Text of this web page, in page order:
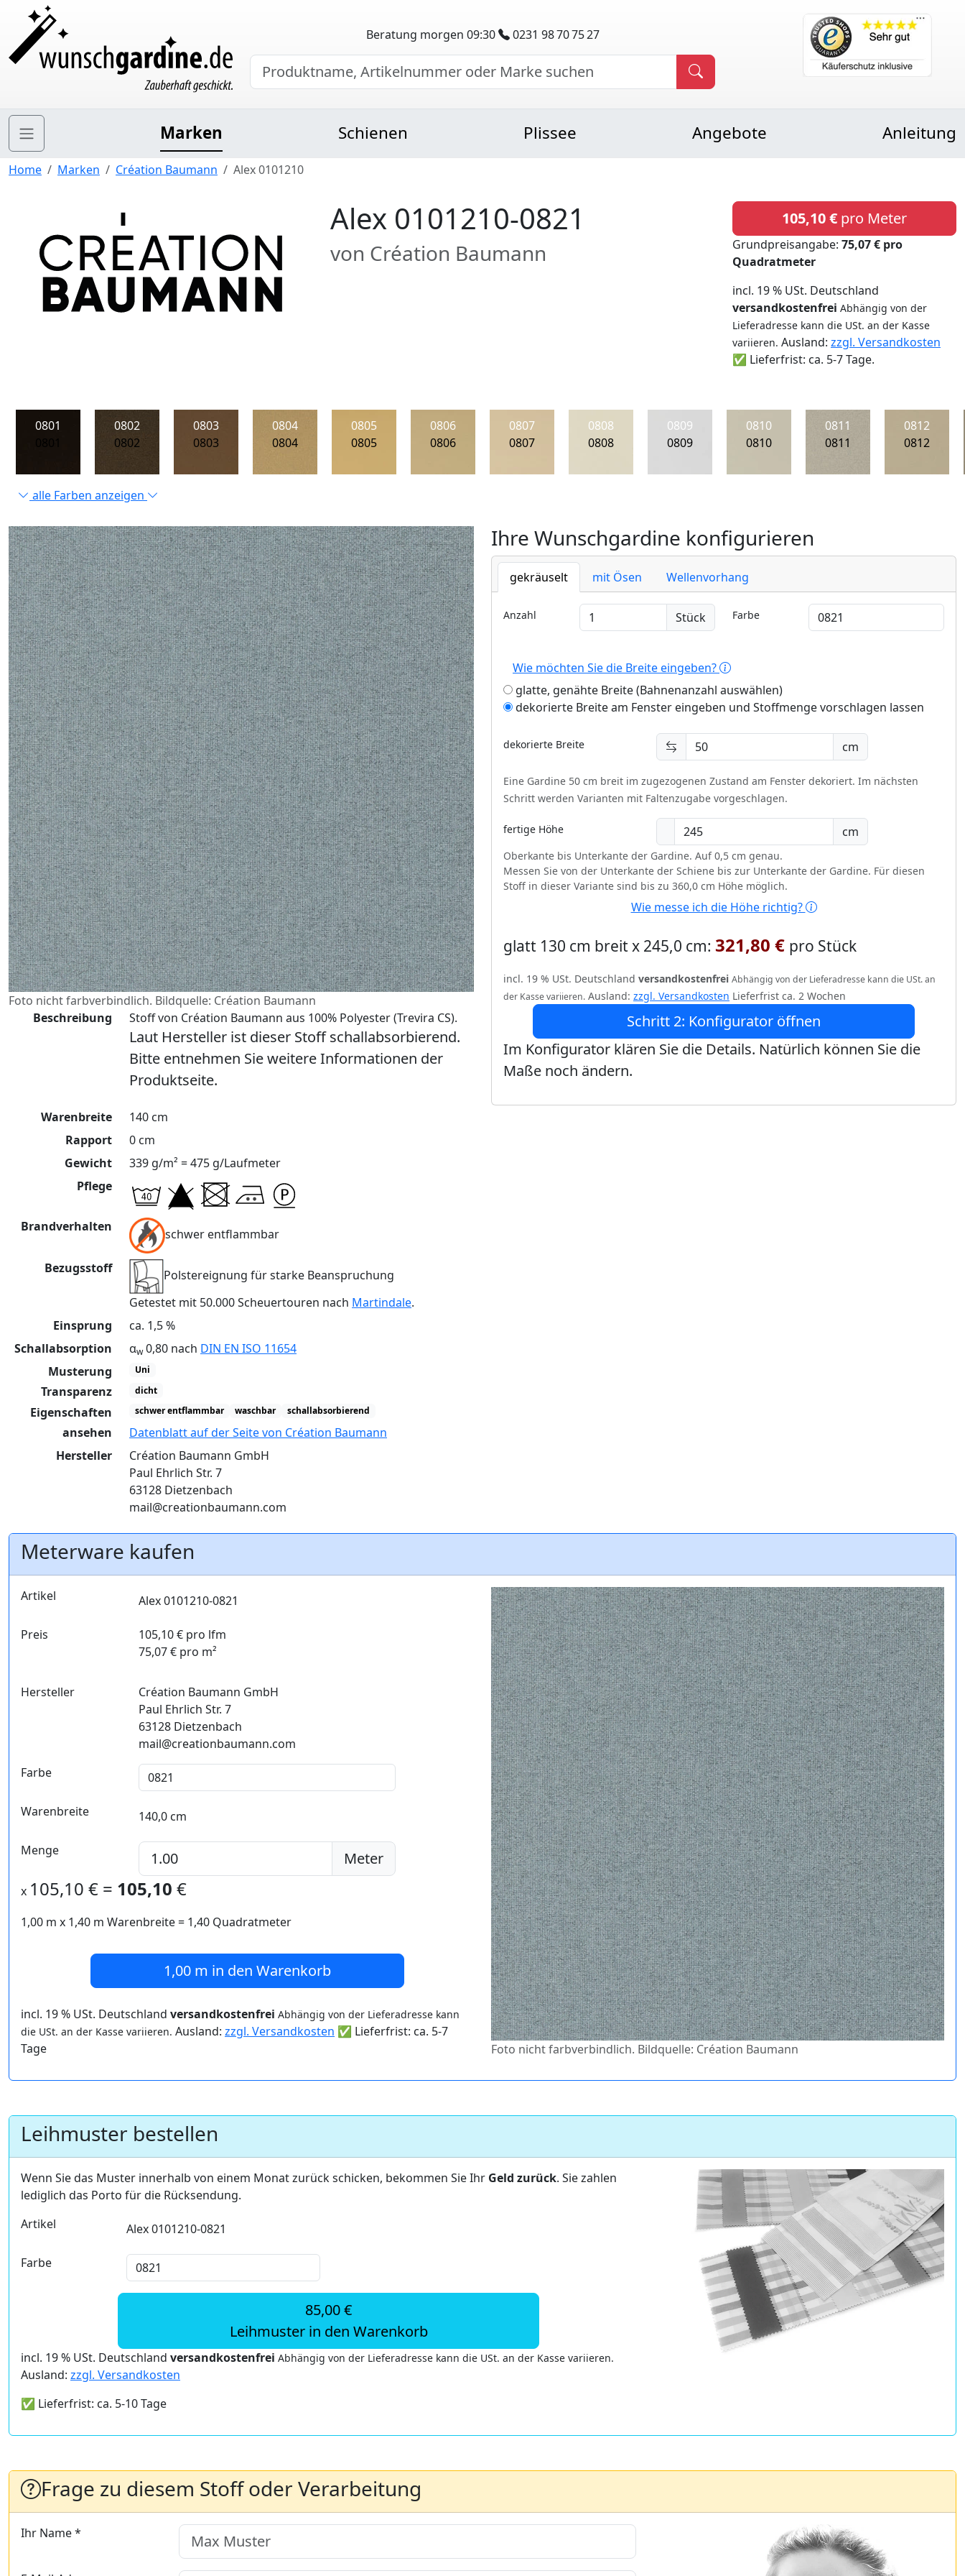
Beratung morgen 09:30 0231 98 70 75 27
Marken Schienen Plissee Angebote Anleitung
Home Marken Création Baumann Alex 0101210
Alex 0101210-0821
von Création Baumann
105,10 € pro Meter
Grundpreisangabe: 75,07 € pro
Quadratmeter
incl. 19 % USt. Deutschland
versandkostenfrei Abhängig von der
Lieferadresse kann die USt. an der Kasse
variieren. Ausland: zzgl. Versandkosten
✅ Lieferfrist: ca. 5-7 Tage.
0801
0802
0802
0803
0803
0804
0804
0805
0805
0806
0806
0807
0807
0808
0808
0809
0809
0810
0810
0811
0811
0812
0812
alle Farben anzeigen
Foto nicht farbverbindlich. Bildquelle: Création Baumann
Beschreibung
Stoff von Création Baumann aus 100% Polyester (Trevira CS).
Laut Hersteller ist dieser Stoff schallabsorbierend.
Bitte entnehmen Sie weitere Informationen der
Produktseite.
Warenbreite
140 cm
Rapport
0 cm
Gewicht
339 g/m² = 475 g/Laufmeter
Pflege
Brandverhalten
schwer entflammbar
Bezugsstoff
Polstereignung für starke Beanspruchung
Getestet mit 50.000 Scheuertouren nach Martindale.
Einsprung
ca. 1,5 %
Schallabsorption
αw0,80 nach DIN EN ISO 11654
Musterung
Uni
Transparenz dicht
Eigenschaften schwer entflammbar waschbar schallabsorbierend
ansehen
Datenblatt auf der Seite von Création Baumann
Hersteller
Création Baumann GmbH
Paul Ehrlich Str. 7
63128 Dietzenbach
mail@creationbaumann.com
Ihre Wunschgardine konfigurieren
gekräuselt mit Ösen Wellenvorhang
Anzahl Stück Farbe
Wie möchten Sie die Breite eingeben?
glatte, genähte Breite (Bahnenanzahl auswählen)
dekorierte Breite am Fenster eingeben und Stoffmenge vorschlagen lassen
dekorierte Breite cm
Eine Gardine 50 cm breit im zugezogenen Zustand am Fenster dekoriert. Im nächsten
Schritt werden Varianten mit Faltenzugabe vorgeschlagen.
fertige Höhe cm
Oberkante bis Unterkante der Gardine. Auf 0,5 cm genau.
Messen Sie von der Unterkante der Schiene bis zur Unterkante der Gardine. Für diesen
Stoff in dieser Variante sind bis zu 360,0 cm Höhe möglich.
Wie messe ich die Höhe richtig?
glatt 130 cm breit x 245,0 cm: 321,80 € pro Stück
incl. 19 % USt. Deutschland versandkostenfrei Abhängig von der Lieferadresse kann die USt. an
der Kasse variieren. Ausland: zzgl. Versandkosten Lieferfrist ca. 2 Wochen
Schritt 2: Konfigurator öffnen
Im Konfigurator klären Sie die Details. Natürlich können Sie die
Maße noch ändern.
Meterware kaufen
Artikel Alex 0101210-0821
Preis
105,10 € pro lfm
75,07 € pro m²
Hersteller
Création Baumann GmbH
Paul Ehrlich Str. 7
63128 Dietzenbach
mail@creationbaumann.com
Farbe
Warenbreite 140,0 cm
Menge Meter
x 105,10 € = 105,10 €
1,00 m x 1,40 m Warenbreite = 1,40 Quadratmeter
1,00 m in den Warenkorb
incl. 19 % USt. Deutschland versandkostenfrei Abhängig von der Lieferadresse kann
die USt. an der Kasse variieren. Ausland: zzgl. Versandkosten ✅ Lieferfrist: ca. 5-7
Tage
Foto nicht farbverbindlich. Bildquelle: Création Baumann
Leihmuster bestellen
Wenn Sie das Muster innerhalb von einem Monat zurück schicken, bekommen Sie Ihr Geld zurück. Sie zahlen
lediglich das Porto für die Rücksendung.
Artikel
Alex 0101210-0821
Farbe
85,00 €
Leihmuster in den Warenkorb
incl. 19 % USt. Deutschland versandkostenfrei Abhängig von der Lieferadresse kann die USt. an der Kasse variieren.
Ausland: zzgl. Versandkosten
✅ Lieferfrist: ca. 5-10 Tage
Frage zu diesem Stoff oder Verarbeitung
Ihr Name *